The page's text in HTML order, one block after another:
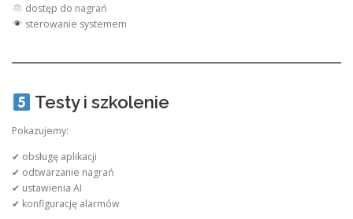
dostęp do nagrań
sterowanie systemem
Testy i szkolenie
Pokazujemy:
✔ obsługę aplikacji
✔ odtwarzanie nagrań
✔ ustawienia AI
✔ konfigurację alarmów